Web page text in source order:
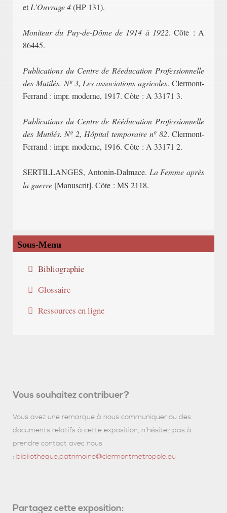
et L’Ouvrage 4(HP 131).
Moniteur du Puy-de-Dôme de 1914 à 1922. Côte : A
86445.
Publications du Centre de Réeducation Professionnelle
des Mutilés. Nº 3, Les associations agricoles. Clermont-
Ferrand : impr. moderne, 1917. Côte : A 33171 3.
Publications du Centre de Rééducation Professionnelle
des Mutilés. Nº 2, Hôpital temporaire nº 82. Clermont-
Ferrand : impr. moderne, 1916. Côte : A 33171 2.
SERTILLANGES, Antonin-Dalmace. La Femme après
la guerre [Manuscrit]. Côte : MS 2118.
Sous-Menu
Bibliographie
Glossaire
Ressources en ligne
Vous souhaitez contribuer?
Vous avez une remarque à nous communiquer ou des
documents relatifs à cette exposition, n'hésitez pas à
prendre contact avec nous
: bibliotheque.patrimoine@clermontmetropole.eu
Partagez cette exposition: